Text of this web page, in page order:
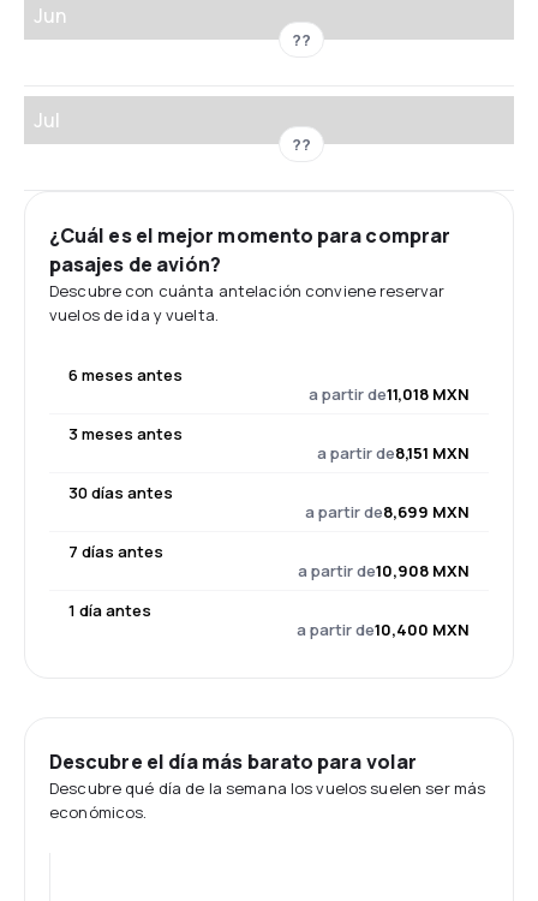
Jun
??
Jul
??
¿Cuál es el mejor momento para comprar
pasajes de avión?
Descubre con cuánta antelación conviene reservar
vuelos de ida y vuelta.
6 meses antes
a partir de11,018 MXN
3 meses antes
a partir de8,151 MXN
30 días antes
a partir de8,699 MXN
7 días antes
a partir de10,908 MXN
1 día antes
a partir de10,400 MXN
Descubre el día más barato para volar
Descubre qué día de la semana los vuelos suelen ser más
económicos.